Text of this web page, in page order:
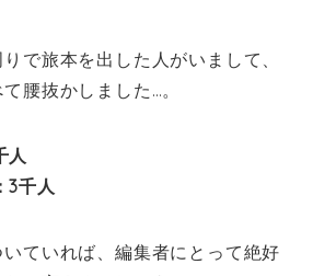
で旅本を出した人がいまして、
腰抜かしました…。
人
3千人
ていれば、編集者にとって絶好